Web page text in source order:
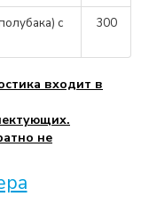
с
300
входит в
не